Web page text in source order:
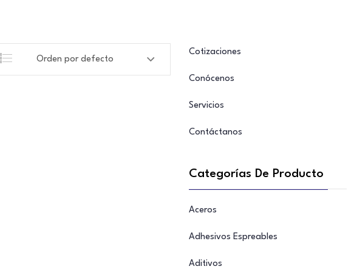
Cotizaciones
Conócenos
Servicios
Contáctanos
Categorías De Producto
Aceros
Adhesivos Espreables
Aditivos